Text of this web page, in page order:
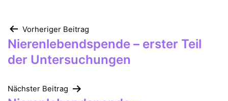
Beitragsnavigation
Vorheriger Beitrag
Nierenlebendspende – erster Teil
der Untersuchungen
Nächster Beitrag